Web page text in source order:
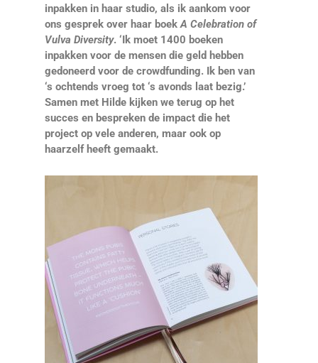
inpakken in haar studio, als ik aankom voor
ons gesprek over haar boek A Celebration of
Vulva Diversity. ‘Ik moet 1400 boeken
inpakken voor de mensen die geld hebben
gedoneerd voor de crowdfunding. Ik ben van
‘s ochtends vroeg tot ‘s avonds laat bezig.’
Samen met Hilde kijken we terug op het
succes en bespreken de impact die het
project op vele anderen, maar ook op
haarzelf heeft gemaakt.